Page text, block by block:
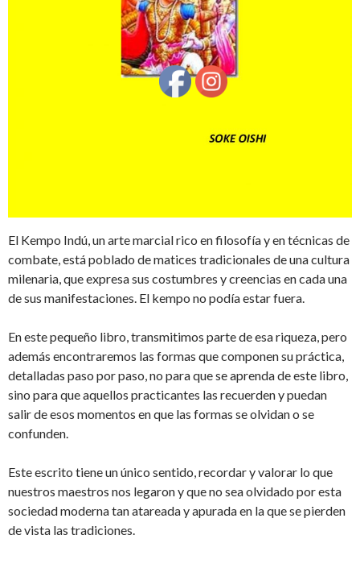
El Kempo Indú, un arte marcial rico en filosofía y en técnicas de
combate, está poblado de matices tradicionales de una cultura
milenaria, que expresa sus costumbres y creencias en cada una
de sus manifestaciones. El kempo no podía estar fuera.
En este pequeño libro, transmitimos parte de esa riqueza, pero
además encontraremos las formas que componen su práctica,
detalladas paso por paso, no para que se aprenda de este libro,
sino para que aquellos practicantes las recuerden y puedan
salir de esos momentos en que las formas se olvidan o se
confunden.
Este escrito tiene un único sentido, recordar y valorar lo que
nuestros maestros nos legaron y que no sea olvidado por esta
sociedad moderna tan atareada y apurada en la que se pierden
de vista las tradiciones.